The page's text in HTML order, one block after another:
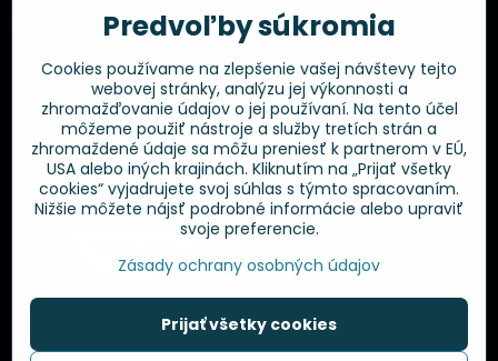
Facebook
Overené zákazníkmi
Predvoľby súkromia
Cookies používame na zlepšenie vašej návštevy tejto
webovej stránky, analýzu jej výkonnosti a
zhromažďovanie údajov o jej používaní. Na tento účel
môžeme použiť nástroje a služby tretích strán a
zhromaždené údaje sa môžu preniesť k partnerom v EÚ,
USA alebo iných krajinách. Kliknutím na „Prijať všetky
cookies“ vyjadrujete svoj súhlas s týmto spracovaním.
Nižšie môžete nájsť podrobné informácie alebo upraviť
svoje preferencie.
Zásady ochrany osobných údajov
Prijať všetky cookies